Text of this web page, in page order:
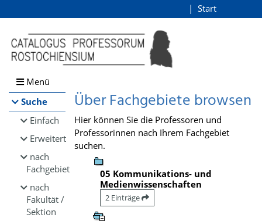
Browsen
direkt zum Inhalt
Start
Menü
Suche
Einfach
Erweitert
nach
Fachgebiet
nach
Fakultät /
Sektion
Über Fachgebiete browsen
Hier können Sie die Professoren und
Professorinnen nach Ihrem Fachgebiet
suchen.
05 Kommunikations- und
Medienwissenschaften
2 Einträge